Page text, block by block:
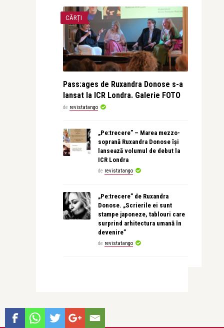
CĂRȚI
Pass:ages de Ruxandra Donose s-a
lansat la ICR Londra. Galerie FOTO
de revistatango
„Pe:trecere” – Marea mezzo-
soprană Ruxandra Donose își
lansează volumul de debut la
ICR Londra
de revistatango
„Pe:trecere” de Ruxandra
Donose. „Scrierile ei sunt
stampe japoneze, tablouri care
surprind arhitectura umană în
devenire”
de revistatango